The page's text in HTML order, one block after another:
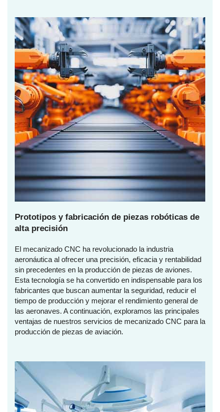
Prototipos y fabricación de piezas robóticas de
alta precisión
El mecanizado CNC ha revolucionado la industria
aeronáutica al ofrecer una precisión, eficacia y rentabilidad
sin precedentes en la producción de piezas de aviones.
Esta tecnología se ha convertido en indispensable para los
fabricantes que buscan aumentar la seguridad, reducir el
tiempo de producción y mejorar el rendimiento general de
las aeronaves. A continuación, exploramos las principales
ventajas de nuestros servicios de mecanizado CNC para la
producción de piezas de aviación.